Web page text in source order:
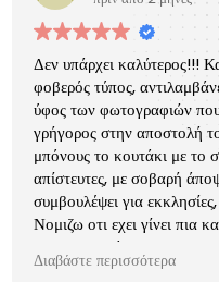
Δεν υπάρχει καλύτερος!!!
φοβερός τύπος,
ύφος των φωτογραφιών που
γρήγορος στην αποστολή
μπόνους το κουτάκι με το
απίστευτες, με σοβαρή
συμβουλέψει για
Νομιζω οτι εχει γίνει πια
οικογενειακός μας
κλείνουμε μαζι του
Διαβάστε περισσότερα